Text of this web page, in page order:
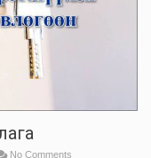
No Comments